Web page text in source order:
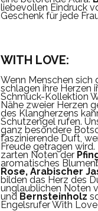
liebevollen Eindruck
Geschenk für jede
WITH LOVE:
Wenn Menschen sich
schlagen ihre Herzen
Schmuck-Kollektion
Nähe zweier Herzen
des Klangherzens
Schutzengel rufen.
ganz besondere
faszinierende Duft,
Freude getragen
zarten Noten der
aromatisches
Rose, Arabischer
bilden das Herz des
unglaublichen Noten
und Bernsteinholz
Engelsrufer With